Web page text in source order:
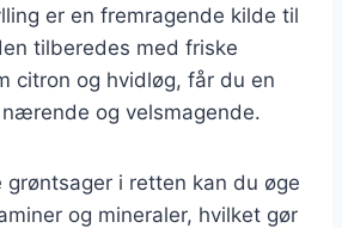
er en fremragende kilde til
tilberedes med friske
citron og hvidløg, får du en
og velsmagende.
grøntsager i retten kan du øge
og mineraler, hvilket gør